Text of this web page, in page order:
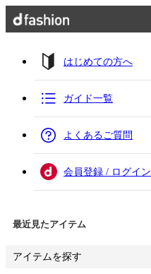
はじめての方へ
ガイド一覧
よくあるご質問
会員登録 / ログイン
最近見たアイテム
アイテムを探す